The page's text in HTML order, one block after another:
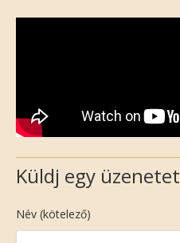
Küldj egy üzenetet
Név (kötelező)